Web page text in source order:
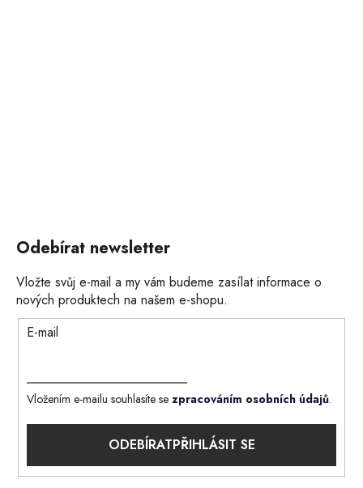
Odebírat newsletter
Vložte svůj e-mail a my vám budeme zasílat informace o
nových produktech na našem e-shopu.
E-mail
Vložením e-mailu souhlasíte se zpracováním osobních údajů.
PŘIHLÁSIT SE